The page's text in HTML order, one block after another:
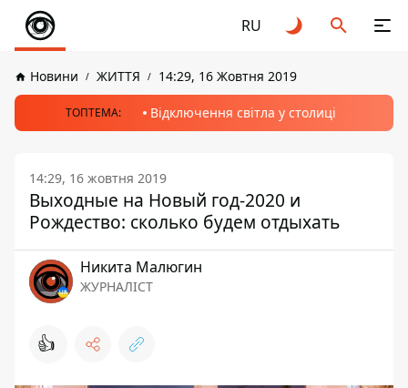
RU
Новини ЖИТТЯ 14:29, 16 Жовтня 2019
ТОПТЕМА: Відключення світла у столиці
14:29, 16 жовтня 2019
Выходные на Новый год-2020 и
Рождество: сколько будем отдыхать
Никита Малюгин
ЖУРНАЛІСТ
👍